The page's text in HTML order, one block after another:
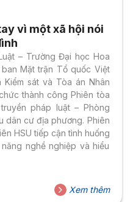
vì một xã hội nói
– Trường Đại học Hoa
Mặt trận Tổ quốc Việt
sát và Tòa án Nhân
thành công Phiên tòa
pháp luật – Phòng
dân cư địa phương. Phiên
HSU tiếp cận tình huống
nghề nghiệp và hiểu
Xem thêm